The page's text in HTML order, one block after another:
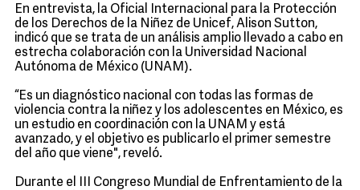
En entrevista, la Oficial Internacional para la Protección
de los Derechos de la Niñez de Unicef, Alison Sutton,
indicó que se trata de un análisis amplio llevado a cabo en
estrecha colaboración con la Universidad Nacional
Autónoma de México (UNAM).
“Es un diagnóstico nacional con todas las formas de
violencia contra la niñez y los adolescentes en México, es
un estudio en coordinación con la UNAM y está
avanzado, y el objetivo es publicarlo el primer semestre
del año que viene", reveló.
Durante el III Congreso Mundial de Enfrentamiento de la